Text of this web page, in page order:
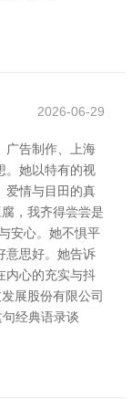
2026-06-29
广告制作、上海
。她以特有的视
爱情与目田的真
，我齐得尝尝是
安心。她不惧平
意思好。她告诉
内心的充实与抖
展股份有限公司
经典语录谈